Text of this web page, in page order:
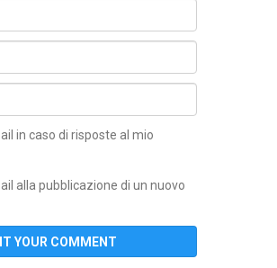
in caso di risposte al mio
alla pubblicazione di un nuovo